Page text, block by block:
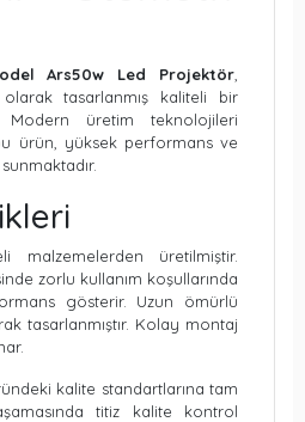
Ars50w Led Projektör
tasarlanmış kaliteli bir
üretim teknolojileri
ürün, yüksek performans ve
malzemelerden üretilmiştir.
zorlu kullanım koşullarında
gösterir. Uzun ömürlü
tasarlanmıştır. Kolay montaj
kalite standartlarına tam
titiz kalite kontrol